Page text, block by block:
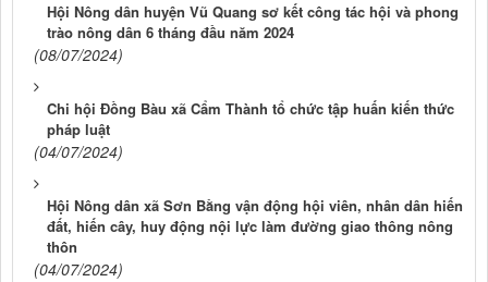
Hội Nông dân huyện Vũ Quang sơ kết công tác hội và phong
trào nông dân 6 tháng đầu năm 2024
(08/07/2024)
Chi hội Đồng Bàu xã Cẩm Thành tổ chức tập huấn kiến thức
pháp luật
(04/07/2024)
Hội Nông dân xã Sơn Bằng vận động hội viên, nhân dân hiến
đất, hiến cây, huy động nội lực làm đường giao thông nông
thôn
(04/07/2024)